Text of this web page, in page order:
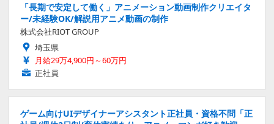
「長期で安定して働く」アニメーション動画制作クリエイタ
ー/未経験OK/解説用アニメ動画の制作
株式会社RIOT GROUP
埼玉県
月給29万4,900円～60万円
正社員
ゲーム向けUIデザイナーアシスタント正社員・資格不問「正